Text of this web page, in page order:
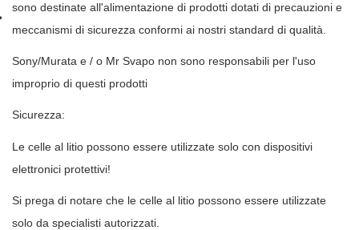
sono destinate all'alimentazione di prodotti dotati di precauzioni e
meccanismi di sicurezza conformi ai nostri standard di qualità.
Sony/Murata e / o Mr Svapo non sono responsabili per l'uso
improprio di questi prodotti
Sicurezza:
Le celle al litio possono essere utilizzate solo con dispositivi
elettronici protettivi!
Si prega di notare che le celle al litio possono essere utilizzate
solo da specialisti autorizzati.